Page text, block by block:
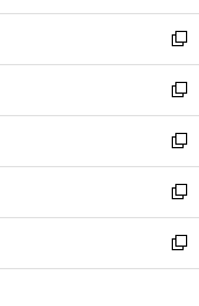
開
く
ウ
で
開
く
ン
ド
ウ
で
開
く
ウ
ィ
ン
ド
ウ
で
開
く
新
し
い
ウ
ィ
ン
ド
ウ
で
開
新
し
い
ウ
ィ
ン
ド
ウ
新
し
い
ウ
ィ
ン
新
し
い
ウ
新
し